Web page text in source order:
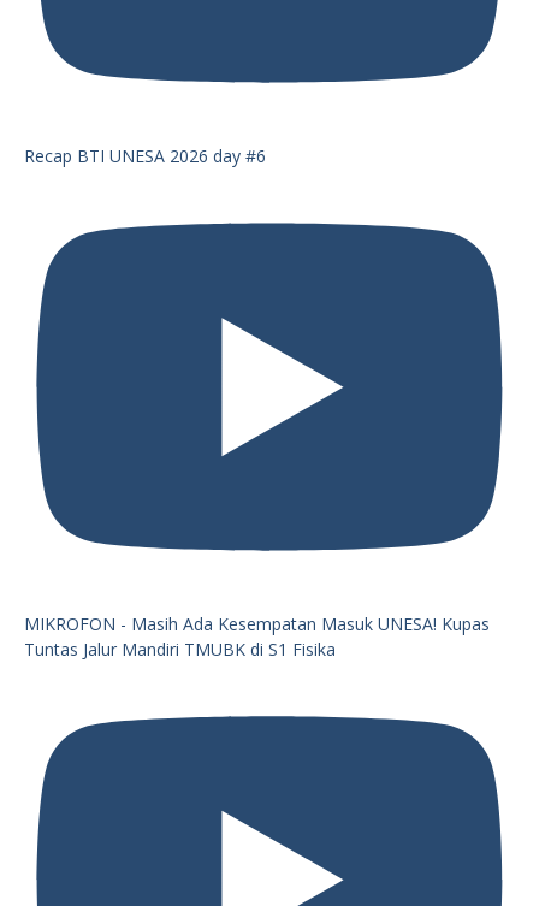
Recap BTI UNESA 2026 day #6
MIKROFON - Masih Ada Kesempatan Masuk UNESA! Kupas
Tuntas Jalur Mandiri TMUBK di S1 Fisika